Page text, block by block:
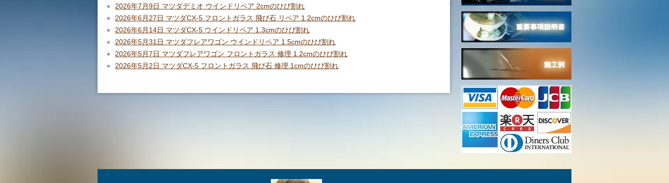
2026年7月9日 マツダデミオ ウインドリペア 2cmのひび割れ
2026年6月27日 マツダCX-5 フロントガラス 飛び石 リペア 1.2cmのひび割れ
2026年6月14日 マツダCX-5 ウインドリペア 1.3cmのひび割れ
2026年5月31日 マツダフレアワゴン ウインドリペア 1.5cmのひび割れ
2026年5月7日 マツダフレアワゴン フロントガラス 修理 1.2cmのひび割れ
2026年5月2日 マツダCX-5 フロントガラス 飛び石 修理 1cmのひび割れ